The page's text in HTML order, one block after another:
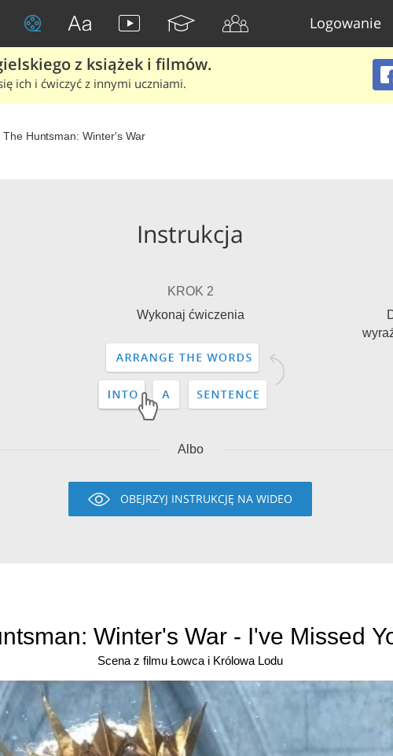
Logowanie
z książek i filmów.
ich i ćwiczyć z innymi uczniami.
The Huntsman: Winter's War
Instrukcja
KROK 2
Wykonaj ćwiczenia
Albo
OBEJRZYJ INSTRUKCJĘ NA WIDEO
Winter's War - I've Missed
Scena z filmu Łowca i Królowa Lodu